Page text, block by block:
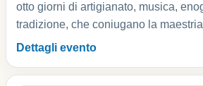
otto giorni di artigianato, musica,
tradizione, che coniugano la
Dettagli evento